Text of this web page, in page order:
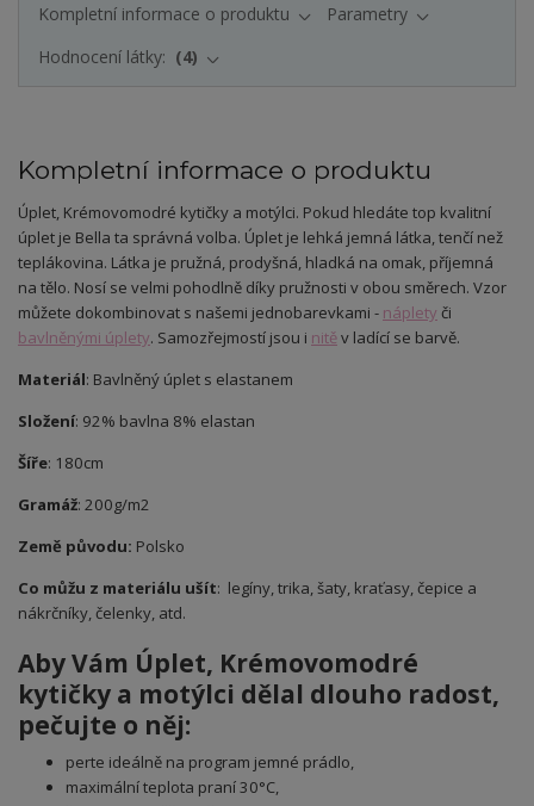
Kompletní informace o produktu
Parametry
Hodnocení látky:
4
Kompletní informace o produktu
Úplet, Krémovomodré kytičky a motýlci. Pokud hledáte top kvalitní
úplet je Bella ta správná volba. Úplet je lehká jemná látka, tenčí než
teplákovina. Látka je pružná, prodyšná, hladká na omak, příjemná
na tělo. Nosí se velmi pohodlně díky pružnosti v obou směrech. Vzor
můžete dokombinovat s našemi jednobarevkami - náplety či
bavlněnými úplety. Samozřejmostí jsou i nitěv ladící se barvě.
Materiál: Bavlněný úplet s elastanem
Složení: 92% bavlna 8% elastan
Šíře: 180cm
Gramáž: 200g/m2
Země původu: Polsko
Co můžu z materiálu ušít: legíny, trika, šaty, kraťasy, čepice a
nákrčníky, čelenky, atd.
Aby Vám Úplet, Krémovomodré
kytičky a motýlci dělal dlouho radost,
pečujte o něj:
perte ideálně na program jemné prádlo,
maximální teplota praní 30°C,